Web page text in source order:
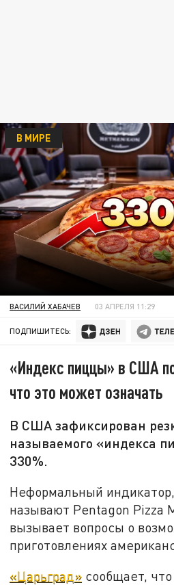
В МИРЕ
ВАСИЛИЙ ХАБАЧЕВ 03 АПРЕЛЯ 11:29
ПОДПИШИТЕСЬ:
«Индекс пиццы» в США
что это может означать
В США зафиксирован
называемого «индекса
330%.
Неформальный
называют Pentagon Pizza
вызывает вопросы о
приготовлениях
«Царьград» сообщает,